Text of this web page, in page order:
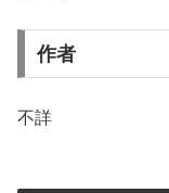
作者
不詳